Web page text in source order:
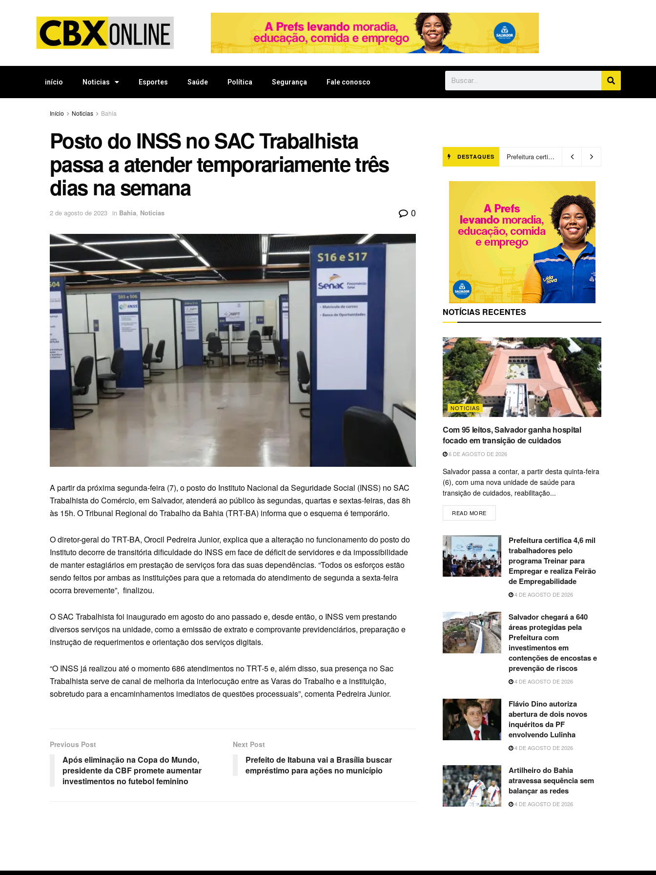
início Noticias Esportes Saúde Política Segurança Fale conosco
Início Noticias Bahia
Posto do INSS no SAC Trabalhista
passa a atender temporariamente três
dias na semana
2 de agosto de 2023 in Bahia, Noticias 0
A partir da próxima segunda-feira (7), o posto do Instituto Nacional da Seguridade Social (INSS) no SAC
Trabalhista do Comércio, em Salvador, atenderá ao público às segundas, quartas e sextas-feiras, das 8h
às 15h. O Tribunal Regional do Trabalho da Bahia (TRT-BA) informa que o esquema é temporário.
O diretor-geral do TRT-BA, Orocil Pedreira Junior, explica que a alteração no funcionamento do posto do
Instituto decorre de transitória dificuldade do INSS em face de déficit de servidores e da impossibilidade
de manter estagiários em prestação de serviços fora das suas dependências. “Todos os esforços estão
sendo feitos por ambas as instituições para que a retomada do atendimento de segunda a sexta-feira
ocorra brevemente”, finalizou.
O SAC Trabalhista foi inaugurado em agosto do ano passado e, desde então, o INSS vem prestando
diversos serviços na unidade, como a emissão de extrato e comprovante previdenciários, preparação e
instrução de requerimentos e orientação dos serviços digitais.
“O INSS já realizou até o momento 686 atendimentos no TRT-5 e, além disso, sua presença no Sac
Trabalhista serve de canal de melhoria da interlocução entre as Varas do Trabalho e a instituição,
sobretudo para a encaminhamentos imediatos de questões processuais”, comenta Pedreira Junior.
Previous Post
Após eliminação na Copa do Mundo,
presidente da CBF promete aumentar
investimentos no futebol feminino
Next Post
Prefeito de Itabuna vai a Brasília buscar
empréstimo para ações no município
DESTAQUES Prefeitura certifica 4,6 mil trabalhadores pelo programa Treinar para Empregar e realiza Feirão de Empregabilidade
NOTÍCIAS RECENTES
NOTICIAS
Com 95 leitos, Salvador ganha hospital
focado em transição de cuidados
6 DE AGOSTO DE 2026
Salvador passa a contar, a partir desta quinta-feira
(6), com uma nova unidade de saúde para
transição de cuidados, reabilitação...
READ MORE
Prefeitura certifica 4,6 mil
trabalhadores pelo
programa Treinar para
Empregar e realiza Feirão
de Empregabilidade
4 DE AGOSTO DE 2026
Salvador chegará a 640
áreas protegidas pela
Prefeitura com
investimentos em
contenções de encostas e
prevenção de riscos
4 DE AGOSTO DE 2026
Flávio Dino autoriza
abertura de dois novos
inquéritos da PF
envolvendo Lulinha
4 DE AGOSTO DE 2026
Artilheiro do Bahia
atravessa sequência sem
balançar as redes
4 DE AGOSTO DE 2026